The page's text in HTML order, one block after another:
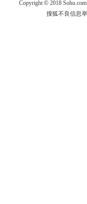
Copyright © 2018
搜狐不良信息